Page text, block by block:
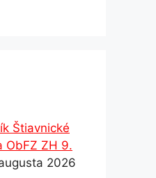
Štiavnické
ObFZ ZH 9.
2026